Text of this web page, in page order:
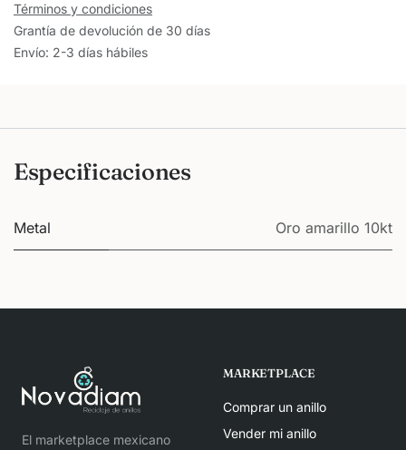
Términos y condiciones
Grantía de devolución de 30 días
Envío: 2-3 días hábiles
Especificaciones
Metal Oro amarillo 10kt
El marketplace mexicano
MARKETPLACE
Comprar un anillo
Vender mi anillo